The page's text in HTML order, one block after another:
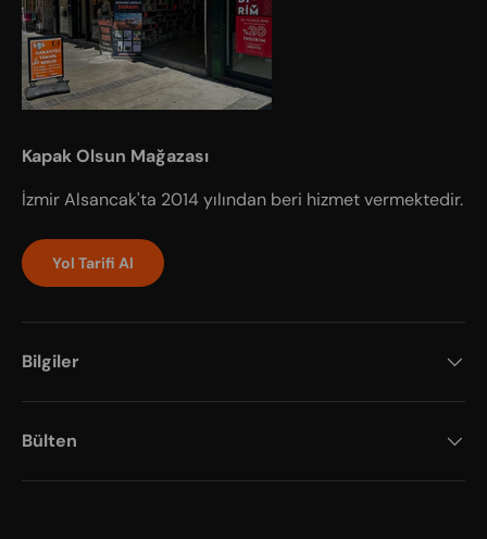
Kapak Olsun Mağazası
İzmir Alsancak'ta 2014 yılından beri hizmet vermektedir.
Yol Tarifi Al
Bilgiler
Bülten